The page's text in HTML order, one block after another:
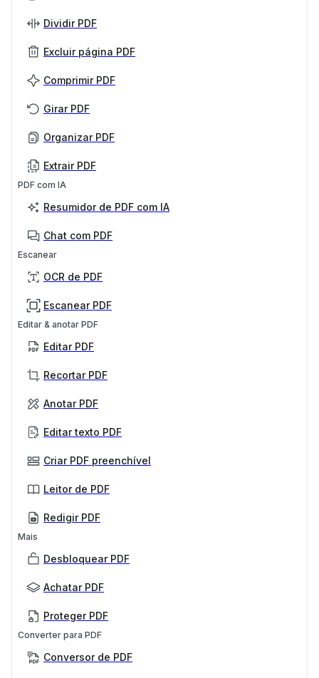
Dividir PDF
Excluir página PDF
Comprimir PDF
Girar PDF
Organizar PDF
Extrair PDF
PDF com IA
Resumidor de PDF com IA
Chat com PDF
Escanear
OCR de PDF
Escanear PDF
Editar & anotar PDF
Editar PDF
Recortar PDF
Anotar PDF
Editar texto PDF
Criar PDF preenchível
Leitor de PDF
Redigir PDF
Mais
Desbloquear PDF
Achatar PDF
Proteger PDF
Converter para PDF
Conversor de PDF